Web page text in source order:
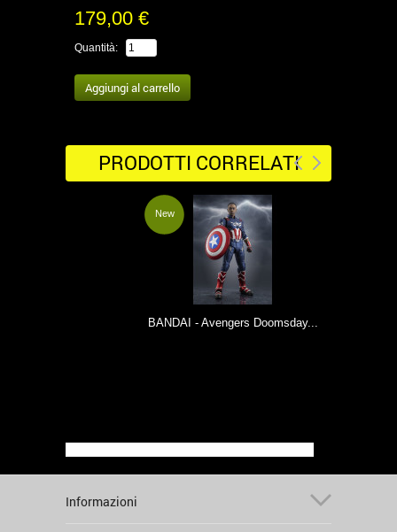
179,00 €
Quantità:
PRODOTTI CORRELATI
BANDAI - Avengers Doomsday...
Informazioni